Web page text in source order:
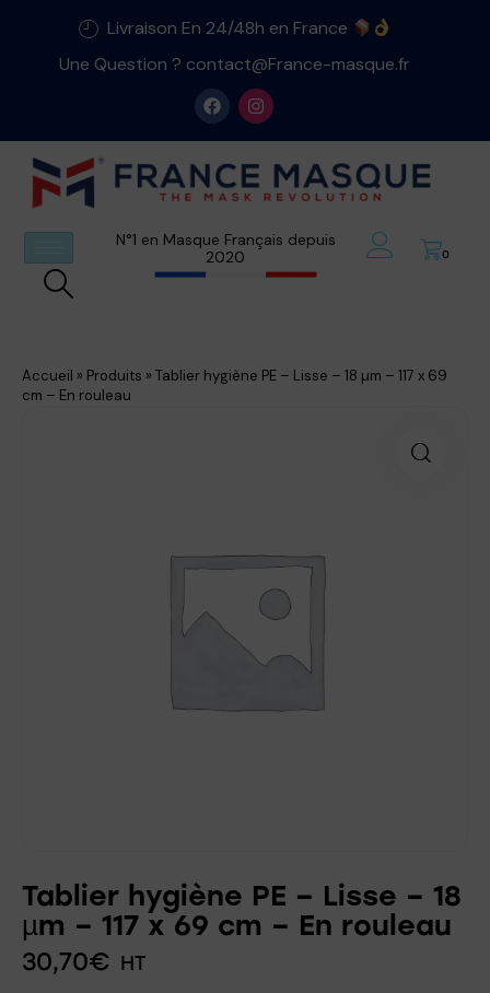
Livraison En 24/48h en France
Une Question ? contact@France-masque.fr
N°1 en Masque Français depuis
2020
0
Accueil » Produits » Tablier hygiène PE – Lisse – 18 µm – 117 x 69
cm – En rouleau
Tablier hygiène PE – Lisse – 18
µm – 117 x 69 cm – En rouleau
30,70€ HT